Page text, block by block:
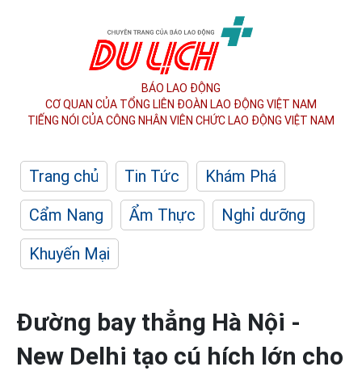
BÁO LAO ĐỘNG
CƠ QUAN CỦA TỔNG LIÊN ĐOÀN LAO ĐỘNG VIỆT NAM
TIẾNG NÓI CỦA CÔNG NHÂN VIÊN CHỨC LAO ĐỘNG VIỆT NAM
Trang chủ Tin Tức
Khám Phá
Cẩm Nang
Ẩm Thực
Nghỉ dưỡng
Khuyến Mại
Đường bay thẳng Hà Nội -
New Delhi tạo cú hích lớn cho